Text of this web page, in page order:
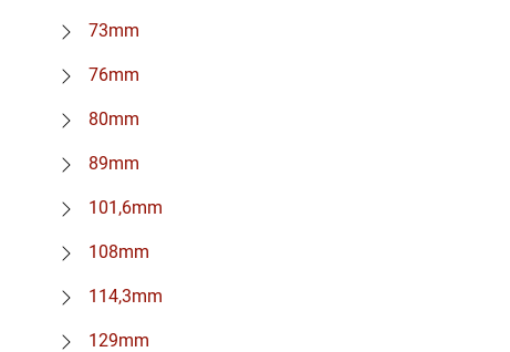
73mm
76mm
80mm
89mm
101,6mm
108mm
114,3mm
129mm